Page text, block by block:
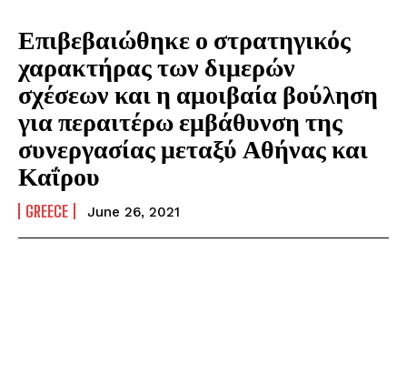
Επιβεβαιώθηκε ο στρατηγικός
χαρακτήρας των διμερών
σχέσεων και η αμοιβαία βούληση
για περαιτέρω εμβάθυνση της
συνεργασίας μεταξύ Αθήνας και
Καΐρου
GREECE June 26, 2021